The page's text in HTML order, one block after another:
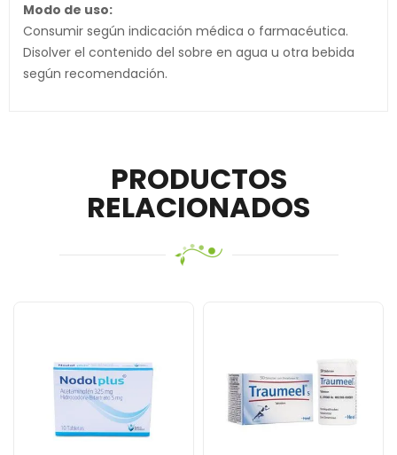
Modo de uso:
Consumir según indicación médica o farmacéutica.
Disolver el contenido del sobre en agua u otra bebida
según recomendación.
PRODUCTOS
RELACIONADOS